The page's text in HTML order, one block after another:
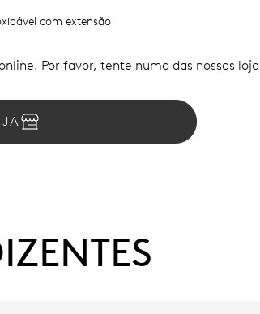
com extensão
Por favor, tente numa das nossas